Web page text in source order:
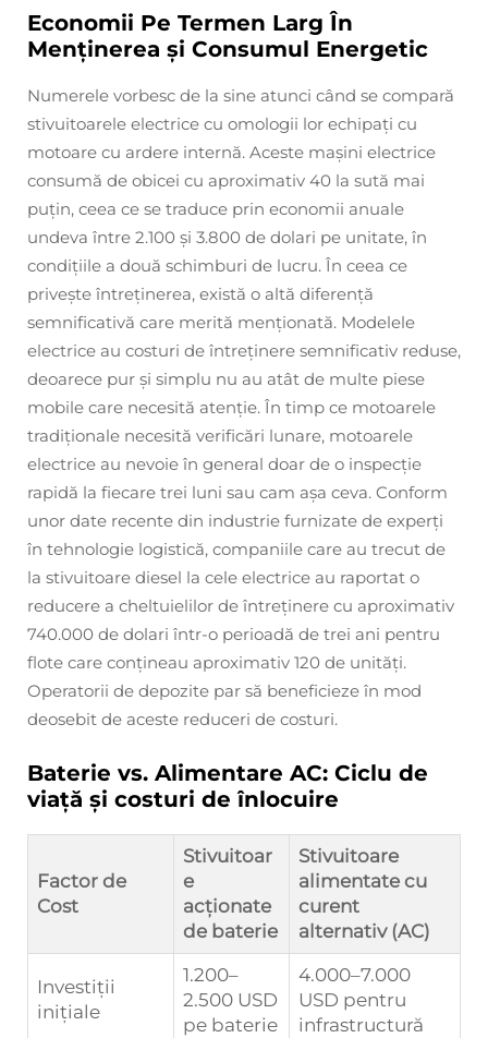
Economii Pe Termen Larg În
Menținerea și Consumul Energetic
Numerele vorbesc de la sine atunci când se compară
stivuitoarele electrice cu omologii lor echipați cu
motoare cu ardere internă. Aceste mașini electrice
consumă de obicei cu aproximativ 40 la sută mai
puțin, ceea ce se traduce prin economii anuale
undeva între 2.100 și 3.800 de dolari pe unitate, în
condițiile a două schimburi de lucru. În ceea ce
privește întreținerea, există o altă diferență
semnificativă care merită menționată. Modelele
electrice au costuri de întreținere semnificativ reduse,
deoarece pur și simplu nu au atât de multe piese
mobile care necesită atenție. În timp ce motoarele
tradiționale necesită verificări lunare, motoarele
electrice au nevoie în general doar de o inspecție
rapidă la fiecare trei luni sau cam așa ceva. Conform
unor date recente din industrie furnizate de experți
în tehnologie logistică, companiile care au trecut de
la stivuitoare diesel la cele electrice au raportat o
reducere a cheltuielilor de întreținere cu aproximativ
740.000 de dolari într-o perioadă de trei ani pentru
flote care conțineau aproximativ 120 de unități.
Operatorii de depozite par să beneficieze în mod
deosebit de aceste reduceri de costuri.
Baterie vs. Alimentare AC: Ciclu de
viață și costuri de înlocuire
Factor de
Cost
Stivuitoar
e
acționate
de baterie
Stivuitoare
alimentate cu
curent
alternativ (AC)
Investiții
inițiale
1.200–
2.500 USD
pe baterie
4.000–7.000
USD pentru
infrastructură